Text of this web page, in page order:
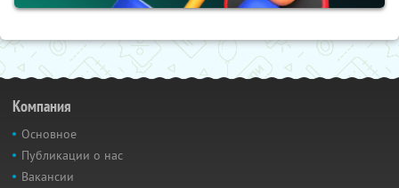
Компания
Основное
Публикации о нас
Вакансии